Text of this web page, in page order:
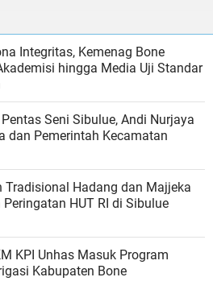
Integritas, Kemenag Bone
hingga Media Uji Standar
Seni Sibulue, Andi Nurjaya
dan Pemerintah Kecamatan
Tradisional Hadang dan Majjeka
HUT RI di Sibulue
KPI Unhas Masuk Program
Kabupaten Bone